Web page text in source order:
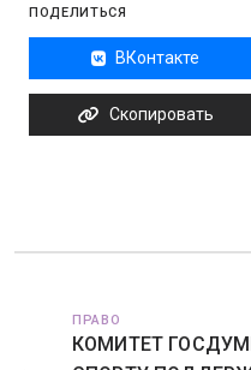
ПОДЕЛИТЬСЯ
ВКонтакте
Скопировать
ПРАВО
КОМИТЕТ